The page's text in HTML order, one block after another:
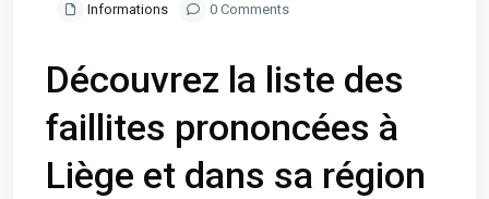
Informations
0 Comments
Découvrez la liste des
faillites prononcées à
Liège et dans sa région